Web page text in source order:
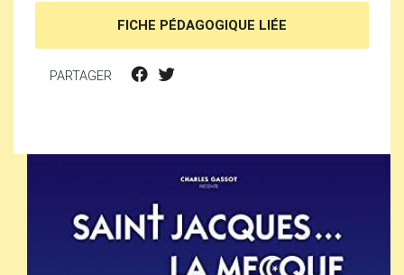
FICHE PÉDAGOGIQUE LIÉE
PARTAGER